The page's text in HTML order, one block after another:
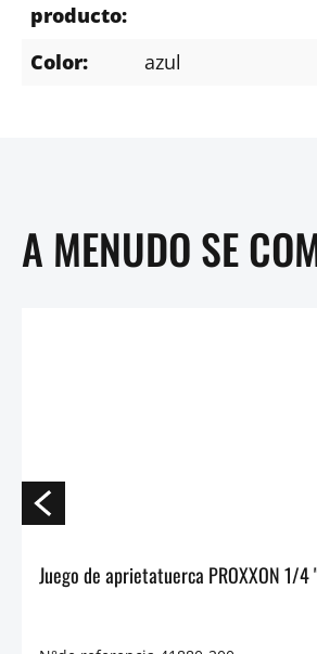
producto:
Color: azul
A MENUDO SE
Juego de aprietatuerca PROXXON 1/